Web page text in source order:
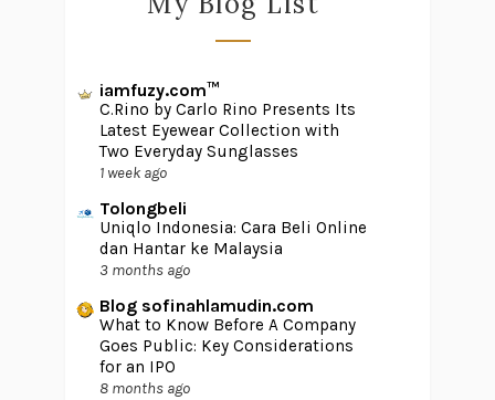
iamfuzy.com™
C.Rino by Carlo Rino Presents Its
Latest Eyewear Collection with
Two Everyday Sunglasses
1 week ago
Tolongbeli
Uniqlo Indonesia: Cara Beli Online
dan Hantar ke Malaysia
3 months ago
Blog sofinahlamudin.com
What to Know Before A Company
Goes Public: Key Considerations
for an IPO
8 months ago